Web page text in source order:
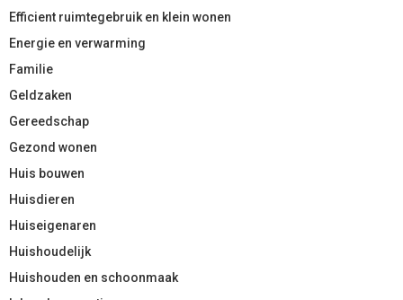
Efficient ruimtegebruik en klein wonen
Energie en verwarming
Familie
Geldzaken
Gereedschap
Gezond wonen
Huis bouwen
Huisdieren
Huiseigenaren
Huishoudelijk
Huishouden en schoonmaak